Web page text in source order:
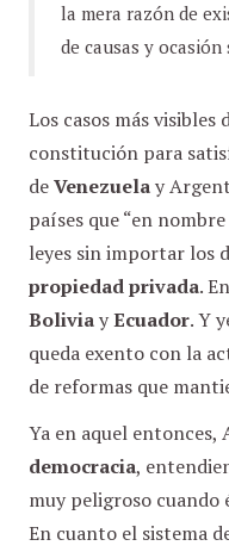
la mera razón de
de causas y ocasión
Los casos más
constitución para
deVenezuelay
países que “en
leyes sin importar los
propiedad privada.
BoliviayEcuador. Y
queda exento con la
de reformas que
Ya en aquel entonces,
democracia,
muy peligroso cuando
En cuanto el sistema